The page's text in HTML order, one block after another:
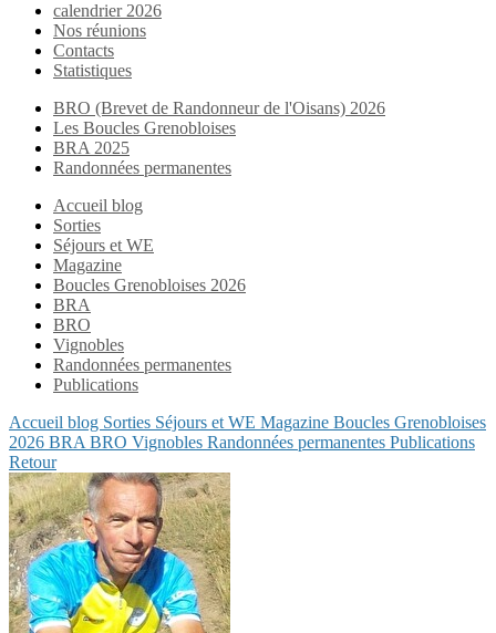
calendrier 2026
Nos réunions
Contacts
Statistiques
BRO (Brevet de Randonneur de l'Oisans) 2026
Les Boucles Grenobloises
BRA 2025
Randonnées permanentes
Accueil blog
Sorties
Séjours et WE
Magazine
Boucles Grenobloises 2026
BRA
BRO
Vignobles
Randonnées permanentes
Publications
Accueil blog Sorties Séjours et WE Magazine Boucles Grenobloises
2026 BRA BRO Vignobles Randonnées permanentes Publications
Retour